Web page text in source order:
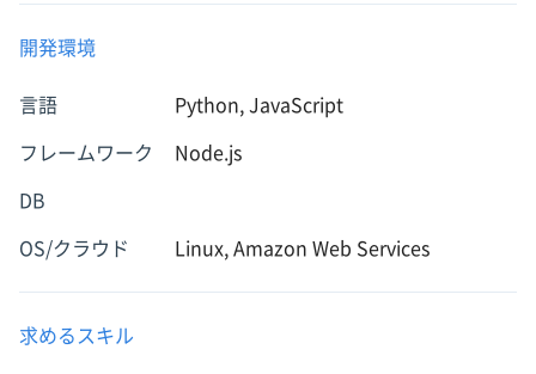
開発環境
言語 Python, JavaScript
フレームワーク Node.js
DB
OS/クラウド Linux, Amazon Web Services
求めるスキル